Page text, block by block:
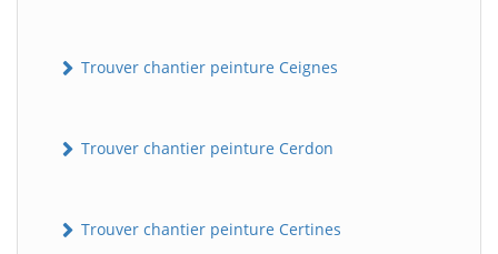
Trouver chantier peinture Ceignes
Trouver chantier peinture Cerdon
Trouver chantier peinture Certines